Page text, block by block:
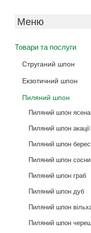
Товари та послуги
Струганий шпон
Екзотичний шпон
Пиляний шпон
Пиляний шпон ясена
Пиляний шпон акації
Пиляний шпон
Пиляний шпон сосни
Пиляний шпон граб
Пиляний шпон дуб
Пиляний шпон
Пиляний шпон